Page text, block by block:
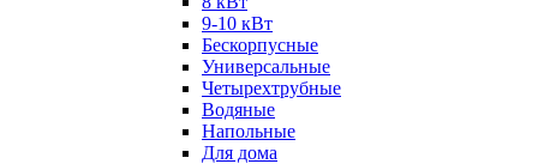
9-10 кВт
Бескорпусные
Универсальные
Четырехтрубные
Водяные
Напольные
Для дома